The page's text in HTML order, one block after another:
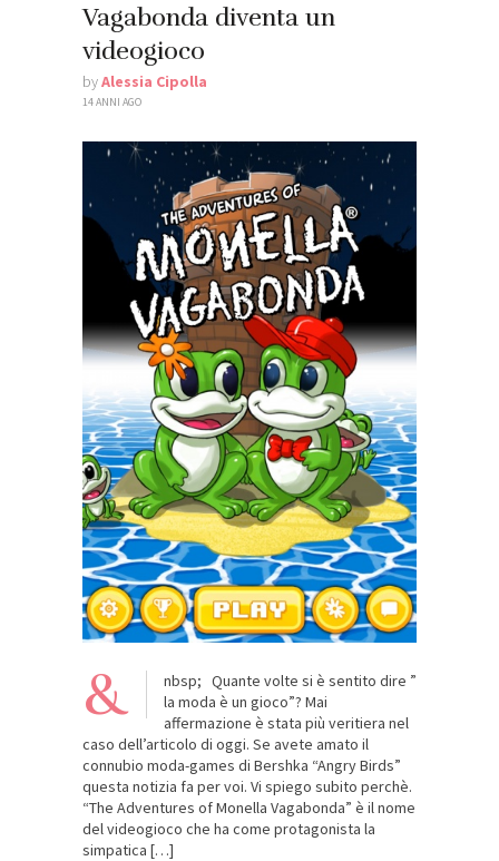
Vagabonda diventa un
videogioco
byAlessia Cipolla
14 ANNI AGO
&
nbsp; Quante volte si è sentito dire ”
la moda è un gioco”? Mai
affermazione è stata più veritiera nel
caso dell’articolo di oggi. Se avete amato il
connubio moda-games di Bershka “Angry Birds”
questa notizia fa per voi. Vi spiego subito perchè.
“The Adventures of Monella Vagabonda” è il nome
del videogioco che ha come protagonista la
simpatica […]